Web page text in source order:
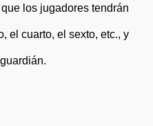
los jugadores tendrán
el cuarto, el sexto, etc., y